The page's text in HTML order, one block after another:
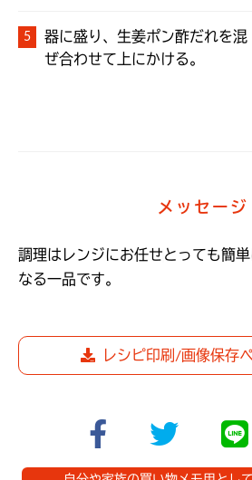
器に盛り、生姜ポン酢だれを混
ぜ合わせて上にかける。
メッセージ
調理はレンジにお任せ♩とっても簡
レシピ印刷/画像保存